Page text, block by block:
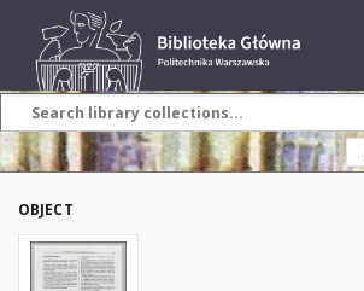
OBJECT